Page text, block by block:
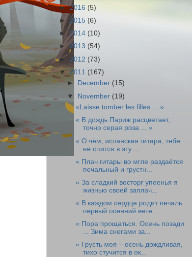
►2016 (5)
► 2015 (6)
►2014 (10)
►2013 (54)
► 2012 (73)
▼ 2011 (167)
► December (15)
▼ November (19)
«Laisse tomber les filles ... »
« В дождь Париж расцветает,
точно серая роза ... »
« О чём, испанская гитара, тебе
не спится в эту ...
« Плач гитары во мгле раздаётся
печальный и грустн...
« За сладкий восторг упоенья я
жизнью своей заплач...
« В каждом сердце родит печаль
первый осенний вете...
« Пора прощаться. Осень позади
... Зима снегами за...
« Грусть моя – осень дождливая,
тихо стучится в ок...